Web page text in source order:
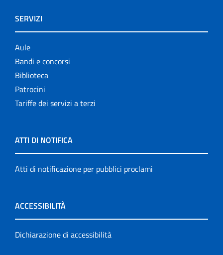
SERVIZI
Aule
Bandi e concorsi
Biblioteca
Patrocini
Tariffe dei servizi a terzi
ATTI DI NOTIFICA
Atti di notificazione per pubblici proclami
ACCESSIBILITÀ
Dichiarazione di accessibilità